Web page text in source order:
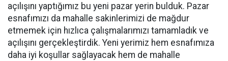
açılışını yaptığımız bu yeni pazar yerin bulduk. Pazar
esnafımızı da mahalle sakinlerimizi de mağdur
etmemek için hızlıca çalışmalarımızı tamamladık ve
açılışını gerçekleştirdik. Yeni yerimiz hem esnafımıza
daha iyi koşullar sağlayacak hem de mahalle